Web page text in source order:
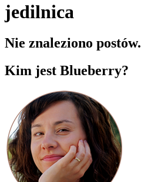
jedilnica
Nie znaleziono postów.
Kim jest Blueberry?